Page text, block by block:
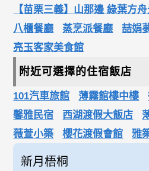
【苗栗三義】山那邊 綠葉方
八櫃餐廳
蒸烹派餐廳
喆娟
亮玉客家美食館
附近可選擇的住宿飯店
101汽車旅館 薄霧館樓中樓
馨雅民宿
西湖渡假大飯店
薇萱小築
櫻花渡假會館 雅
新月梧桐